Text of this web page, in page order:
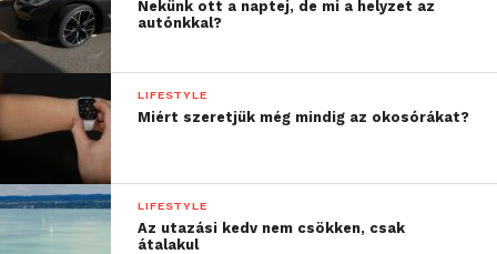
a vállalatok számára, hogy
felkészüljenek az előttük álló
lehetőségekre:
A csönd aranyat ér:a munkavállalók
túlterheltsége már egészségügyi
problémákat okoz. A különböző
termékeket és márkákat tudatosan kell
eljuttatni a nyugalomra vágyó
Nekünk ott a naptej, de mi a helyzet az
autónkkal?
LIFESTYLE
Miért szeretjük még mindig az okosórákat?
LIFESTYLE
Az utazási kedv nem csökken, csak
átalakul